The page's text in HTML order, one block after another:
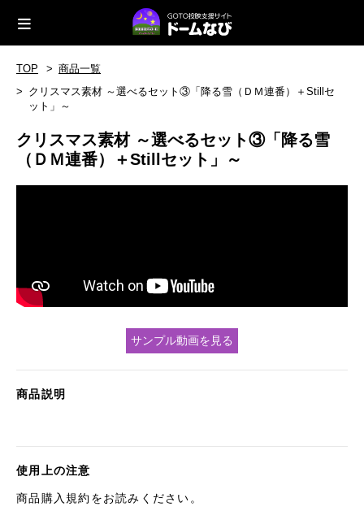
TOP
商品一覧
クリスマス素材 ～選べるセット③「降る雪（ＤＭ連番）＋Stillセ
ット」～
クリスマス素材 ～選べるセット③「降る雪
（ＤＭ連番）＋Stillセット」～
サンプル動画を見る
商品説明
使用上の注意
商品購入規約をお読みください。